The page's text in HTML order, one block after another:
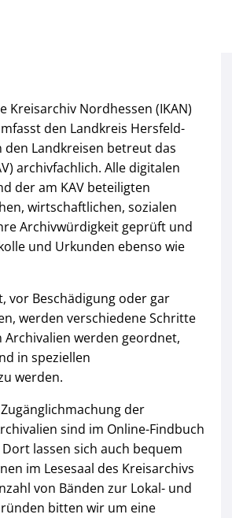
Nordhessen (IKAN)
den Landkreis Hersfeld-
den Landkreisen betreut das
archivfachlich. Alle digitalen
der am KAV beteiligten
wirtschaftlichen, sozialen
Archivwürdigkeit geprüft und
und Urkunden ebenso wie
vor Beschädigung oder gar
werden verschiedene Schritte
werden geordnet,
in speziellen
werden.
der
sind im Online-Findbuch
lassen sich auch bequem
im Lesesaal des Kreisarchivs
von Bänden zur Lokal- und
bitten wir um eine